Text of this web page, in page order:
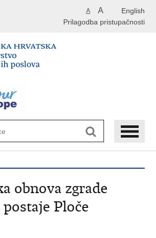
English
A A
Prilagodba pristupačnosti
obnova zgrade
Ploče